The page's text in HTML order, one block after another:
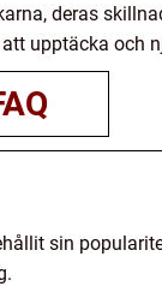
deras
upptäcka och
sin